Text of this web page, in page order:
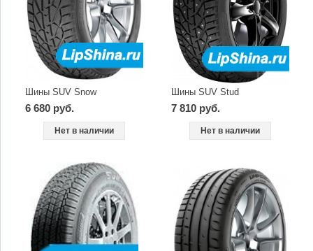
Шины SUV Snow
6 680 руб.
Нет в наличии
Шины SUV Stud
7 810 руб.
Нет в наличии